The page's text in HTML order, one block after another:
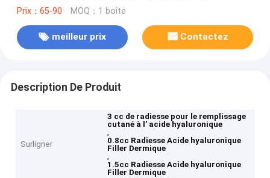
Prix：65-90 MOQ：1 boîte
meilleur prix Contactez
Description De Produit
Surligner
3 cc de radiesse pour le remplissage
cutané à l' acide hyaluronique
,
0.8cc Radiesse Acide hyaluronique
Filler Dermique
,
1.5cc Radiesse Acide hyaluronique
Filler Dermique